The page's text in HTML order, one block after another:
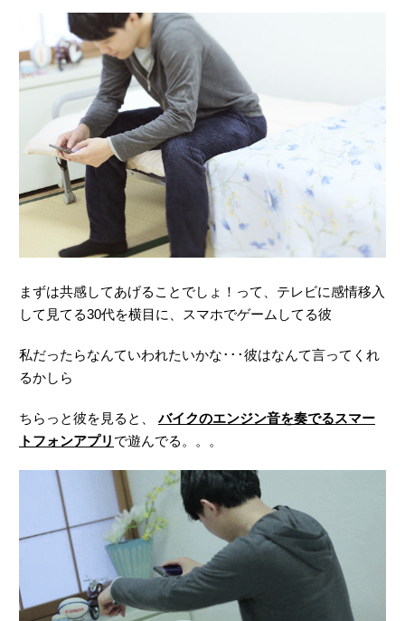
まずは共感してあげることでしょ！って、テレビに感情移入
して見てる30代を横目に、スマホでゲームしてる彼
私だったらなんていわれたいかな･･･彼はなんて言ってくれ
るかしら
ちらっと彼を見ると、バイクのエンジン音を奏でるスマー
トフォンアプリ で遊んでる。。。